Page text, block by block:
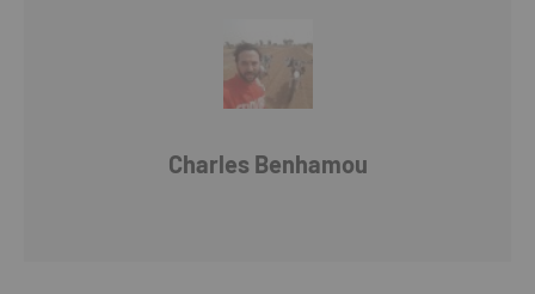
Charles Benhamou